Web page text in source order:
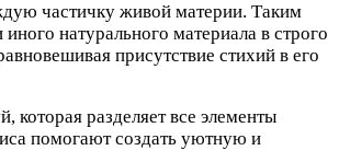
частичку живой материи. Таким
натурального материала в строго
присутствие стихий в его
разделяет все элементы
помогают создать уютную и